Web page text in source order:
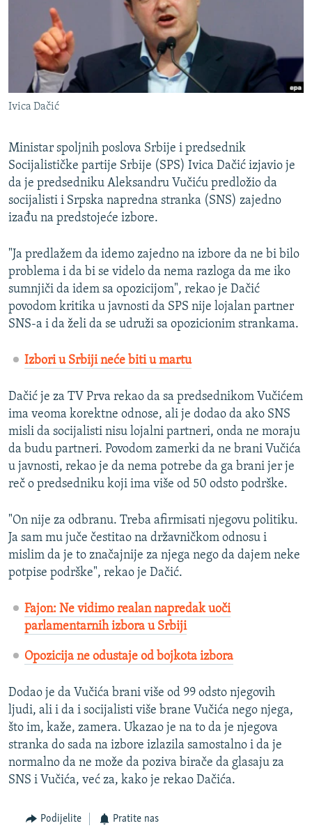
ISPRIČAJ MI
DNEVNO@RSE
SPECIJALI RSE
VIŠE OD NASLOVA
POPLAVE I KLIZIŠTA U BIH 2024.
TV LIBERTY
POST SCRIPTUM
MOJA EVROPA
SVE KARTE DEJTONA
NASTANAK I RASPAD JUGOSLAVIJE
PRATITE NAS
Sve RFE/RL stranice
Ivica Dačić
Ministar spoljnih poslova Srbije i predsednik
Socijalističke partije Srbije (SPS) Ivica Dačić izjavio je
da je predsedniku Aleksandru Vučiću predložio da
socijalisti i Srpska napredna stranka (SNS) zajedno
izađu na predstojeće izbore.
"Ja predlažem da idemo zajedno na izbore da ne bi bilo
problema i da bi se videlo da nema razloga da me iko
sumnjiči da idem sa opozicijom", rekao je Dačić
povodom kritika u javnosti da SPS nije lojalan partner
SNS-a i da želi da se udruži sa opozicionim strankama.
Izbori u Srbiji neće biti u martu
Dačić je za TV Prva rekao da sa predsednikom Vučićem
ima veoma korektne odnose, ali je dodao da ako SNS
misli da socijalisti nisu lojalni partneri, onda ne moraju
da budu partneri. Povodom zamerki da ne brani Vučića
u javnosti, rekao je da nema potrebe da ga brani jer je
reč o predsedniku koji ima više od 50 odsto podrške.
"On nije za odbranu. Treba afirmisati njegovu politiku.
Ja sam mu juče čestitao na državničkom odnosu i
mislim da je to značajnije za njega nego da dajem neke
potpise podrške", rekao je Dačić.
Fajon: Ne vidimo realan napredak uoči
parlamentarnih izbora u Srbiji
Opozicija ne odustaje od bojkota izbora
Dodao je da Vučića brani više od 99 odsto njegovih
ljudi, ali i da i socijalisti više brane Vučića nego njega,
što im, kaže, zamera. Ukazao je na to da je njegova
stranka do sada na izbore izlazila samostalno i da je
normalno da ne može da poziva birače da glasaju za
SNS i Vučića, već za, kako je rekao Dačića.
Podijelite Pratite nas